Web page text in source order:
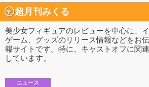
超月刊みくる
美少女フィギュアのレビューを中心に、
ゲーム、グッズのリリース情報などをお
報サイトです。特に、キャストオフに関
しています。
ニュース